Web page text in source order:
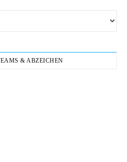
& ABZEICHEN